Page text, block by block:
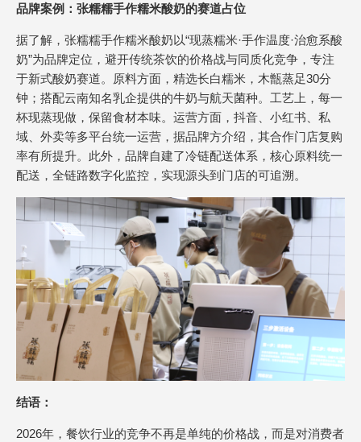
品牌案例：张糯糯手作糯米酸奶的赛道占位
据了解，张糯糯手作糯米酸奶以“现蒸糯米·手作温度·治愈系酸
奶”为品牌定位，避开传统茶饮的价格战与同质化竞争，专注
于新式酸奶赛道。原料方面，精选长白糯米，木甑蒸足30分
钟；搭配云南知名乳企提供的牛奶与航天菌种。工艺上，每一
杯现蒸现做，保留食材本味。运营方面，抖音、小红书、私
域、外卖等多平台统一运营，据品牌方介绍，其合作门店复购
率有所提升。此外，品牌自建了冷链配送体系，核心原料统一
配送，全链路数字化监控，实现源头到门店的可追溯。
结语：
2026年，餐饮行业的竞争不再是单纯的价格战，而是对消费者